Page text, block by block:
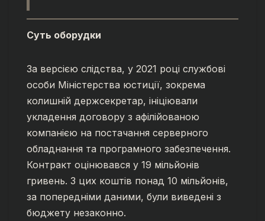
Суть оборудки
За версією слідства, у 2021 році службові
особи Міністерства юстиції, зокрема
колишній держсекретар, ініціювали
укладення договору з афілійованою
компанією на постачання серверного
обладнання та програмного забезпечення.
Контракт оцінювався у 19 мільйонів
гривень. З цих коштів понад 10 мільйонів,
за попередніми даними, були виведені з
бюджету незаконно.